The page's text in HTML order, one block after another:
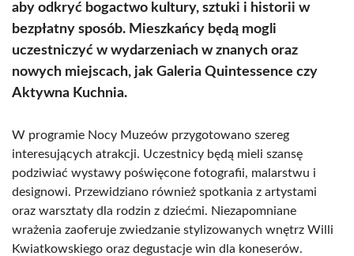
aby odkryć bogactwo kultury, sztuki i historii w
bezpłatny sposób. Mieszkańcy będą mogli
uczestniczyć w wydarzeniach w znanych oraz
nowych miejscach, jak Galeria Quintessence czy
Aktywna Kuchnia.
W programie Nocy Muzeów przygotowano szereg
interesujących atrakcji. Uczestnicy będą mieli szansę
podziwiać wystawy poświęcone fotografii, malarstwu i
designowi. Przewidziano również spotkania z artystami
oraz warsztaty dla rodzin z dziećmi. Niezapomniane
wrażenia zaoferuje zwiedzanie stylizowanych wnętrz Willi
Kwiatkowskiego oraz degustacje win dla koneserów.